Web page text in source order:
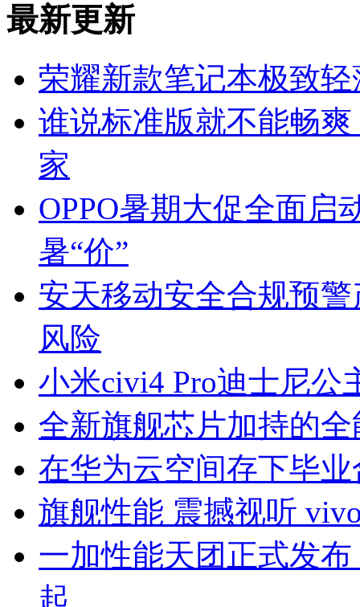
最新更新
荣耀新款笔记本极致
谁说标准版就不能畅
家
OPPO暑期大促全面启
暑“价”
安天移动安全合规预
风险
小米civi4 Pro迪士尼公
全新旗舰芯片加持的
在华为云空间存下毕
旗舰性能 震撼视听
一加性能天团正式发布
起